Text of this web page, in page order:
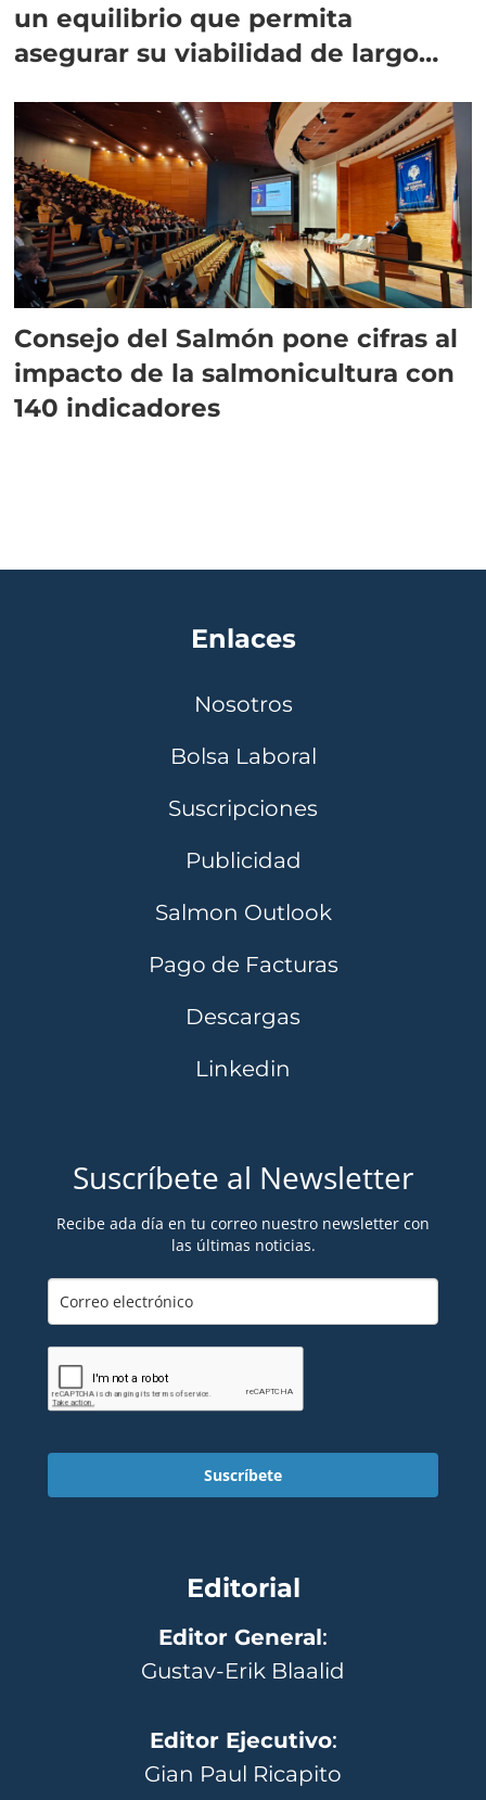
un equilibrio que permita
asegurar su viabilidad de largo
Consejo del Salmón pone cifras al
impacto de la salmonicultura con
140 indicadores
Enlaces
Nosotros
Bolsa Laboral
Suscripciones
Publicidad
Salmon Outlook
Pago de Facturas
Descargas
Linkedin
Suscríbete al Newsletter
Recibe ada día en tu correo nuestro newsletter con
las últimas noticias.
Suscríbete
Editorial
Editor General:
Gustav-Erik Blaalid
Editor Ejecutivo:
Gian Paul Ricapito